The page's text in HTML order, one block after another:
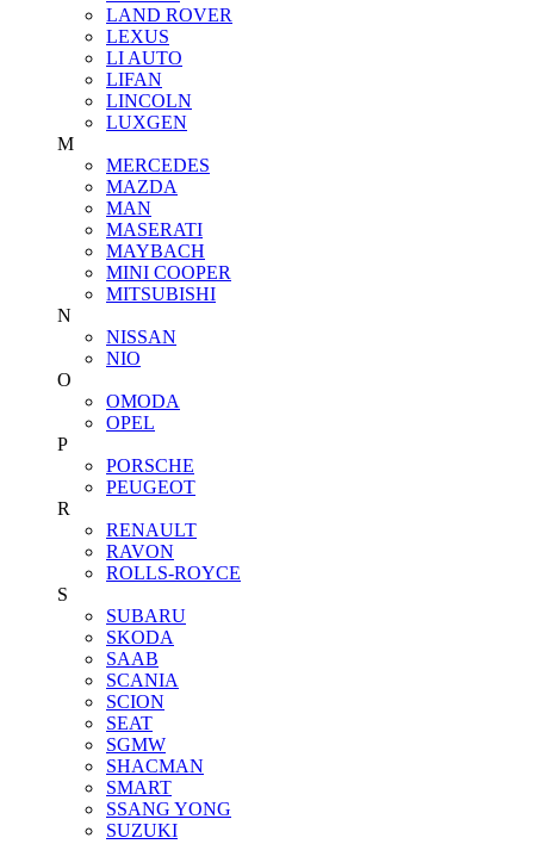
LAND ROVER
LEXUS
LI AUTO
LIFAN
LINCOLN
LUXGEN
M
MERCEDES
MAZDA
MAN
MASERATI
MAYBACH
MINI COOPER
MITSUBISHI
N
NISSAN
NIO
O
OMODA
OPEL
P
PORSCHE
PEUGEOT
R
RENAULT
RAVON
ROLLS-ROYCE
S
SUBARU
SKODA
SAAB
SCANIA
SCION
SEAT
SGMW
SHACMAN
SMART
SSANG YONG
SUZUKI